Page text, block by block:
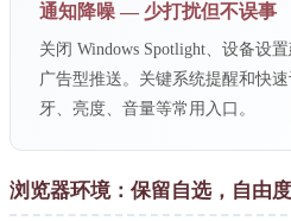
通知降噪 — 少打扰但不误事
关闭 Windows Spotlight、设备设
广告型推送。关键系统提醒和快
牙、亮度、音量等常用入口。
浏览器环境：保留自选，自由